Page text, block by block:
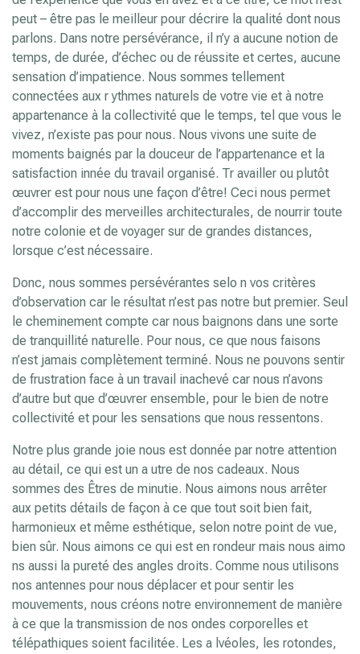
peut – être pas le meilleur pour décrire la qualité dont nous
parlons. Dans notre persévérance, il n’y a aucune notion de
temps, de durée, d’échec ou de réussite et certes, aucune
sensation d’impatience. Nous sommes tellement
connectées aux r ythmes naturels de votre vie et à notre
appartenance à la collectivité que le temps, tel que vous le
vivez, n’existe pas pour nous. Nous vivons une suite de
moments baignés par la douceur de l’appartenance et la
satisfaction innée du travail organisé. Tr availler ou plutôt
œuvrer est pour nous une façon d’être! Ceci nous permet
d’accomplir des merveilles architecturales, de nourrir toute
notre colonie et de voyager sur de grandes distances,
lorsque c’est nécessaire.
Donc, nous sommes persévérantes selo n vos critères
d’observation car le résultat n’est pas notre but premier. Seul
le cheminement compte car nous baignons dans une sorte
de tranquillité naturelle. Pour nous, ce que nous faisons
n’est jamais complètement terminé. Nous ne pouvons sentir
de frustration face à un travail inachevé car nous n’avons
d’autre but que d’œuvrer ensemble, pour le bien de notre
collectivité et pour les sensations que nous ressentons.
Notre plus grande joie nous est donnée par notre attention
au détail, ce qui est un a utre de nos cadeaux. Nous
sommes des Êtres de minutie. Nous aimons nous arrêter
aux petits détails de façon à ce que tout soit bien fait,
harmonieux et même esthétique, selon notre point de vue,
bien sûr. Nous aimons ce qui est en rondeur mais nous aimo
ns aussi la pureté des angles droits. Comme nous utilisons
nos antennes pour nous déplacer et pour sentir les
mouvements, nous créons notre environnement de manière
à ce que la transmission de nos ondes corporelles et
télépathiques soient facilitée. Les a lvéoles, les rotondes,